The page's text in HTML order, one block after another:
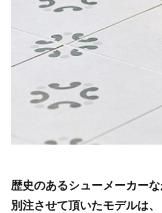
歴史のあるシューメーカー
別注させて頂いたモデルは